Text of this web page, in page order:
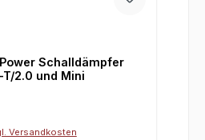
Schalldämpfer
2.0 und Mini
Versandkosten